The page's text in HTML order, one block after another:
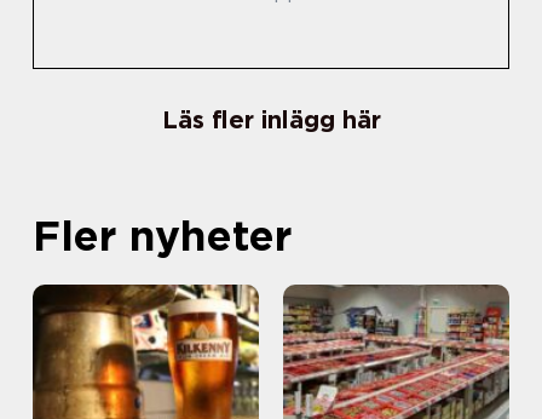
Läs fler inlägg här
Fler nyheter